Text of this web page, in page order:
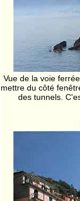
Vue de la voie
mettre du côté
des tunnels.